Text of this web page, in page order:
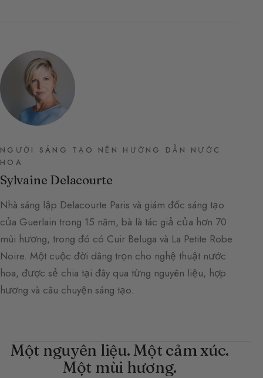
NGƯỜI SÁNG TẠO NÊN HƯỚNG DẪN NƯỚC
HOA
Sylvaine Delacourte
Nhà sáng lập Delacourte Paris và giám đốc sáng tạo
của Guerlain trong 15 năm, bà là tác giả của hơn 70
mùi hương, trong đó có Cuir Beluga và La Petite Robe
Noire. Một cuộc đời dâng trọn cho nghệ thuật nước
hoa, được sẻ chia tại đây qua từng nguyên liệu, hợp
hương và câu chuyện sáng tạo.
Một nguyên liệu. Một cảm xúc.
Một mùi hương.